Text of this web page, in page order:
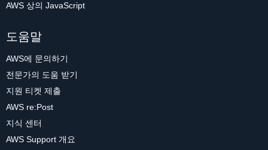
AWS 상의 JavaScript
도움말
AWS에 문의하기
전문가의 도움 받기
지원 티켓 제출
AWS re:Post
지식 센터
AWS Support 개요